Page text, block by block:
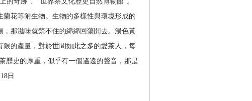
花等附生物。生物的多樣性與環境形成的
那滋味就禁不住的綿綿回蕩開去。湯色黃
的產量，對於世間如此之多的愛茶人，每
歷史的厚重，似乎有一個遙遠的聲音，那是
日